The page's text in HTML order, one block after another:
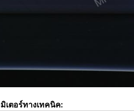
เตอร์ทางเทคนิค: